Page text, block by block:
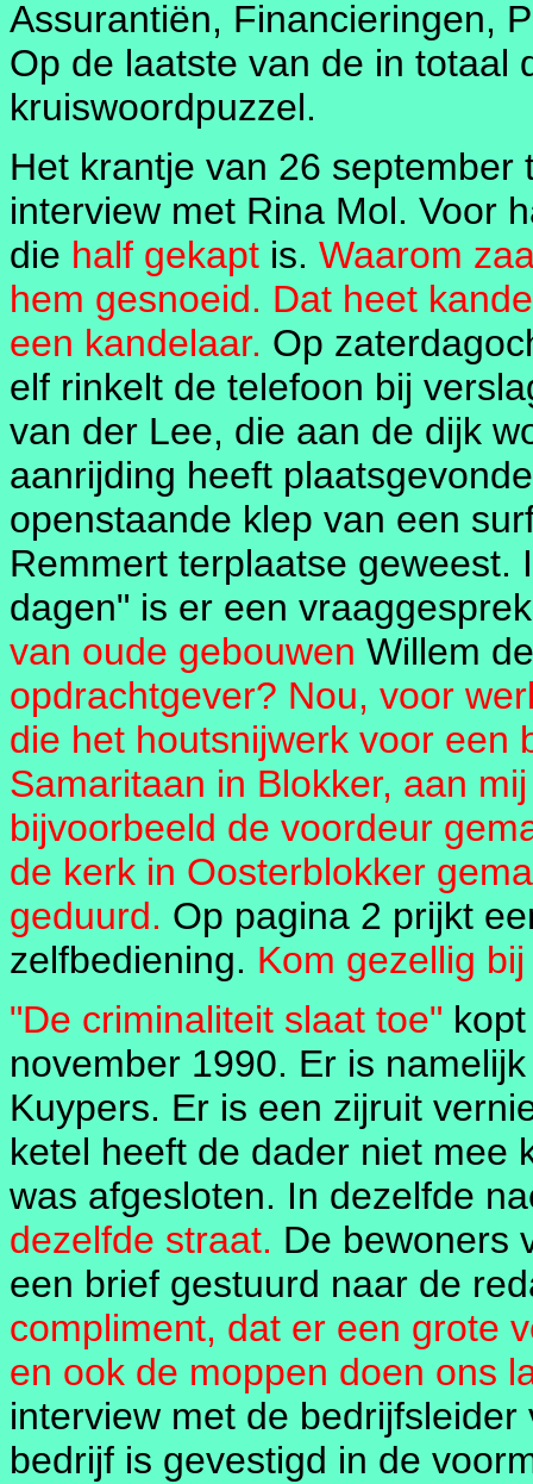
Assurantiën, Financieringen,
Op de laatste van de in totaal
kruiswoordpuzzel.
Het krantje van 26
interview met Rina Mol. Voor
die half gekapt is. Waarom
hem gesnoeid. Dat heet
een kandelaar. Op
elf rinkelt de telefoon bij
van der Lee, die aan de dijk
aanrijding heeft
openstaande klep van een
Remmert terplaatse geweest.
dagen" is er een
van oude gebouwen Willem
opdrachtgever? Nou, voor
die het houtsnijwerk voor een
Samaritaan in Blokker, aan
bijvoorbeeld de voordeur
de kerk in Oosterblokker
geduurd. Op pagina 2 prijkt
zelfbediening. Kom gezellig
"De criminaliteit slaat toe"
november 1990. Er is
Kuypers. Er is een zijruit
ketel heeft de dader niet mee
was afgesloten. In dezelfde
dezelfde straat. De bewoners
een brief gestuurd naar de
compliment, dat er een grote
en ook de moppen doen ons
interview met de
bedrijf is gevestigd in de